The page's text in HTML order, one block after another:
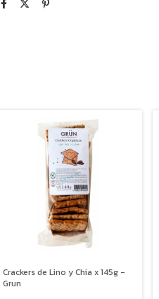
Crackers de Lino y Chia x 145g -
Grun